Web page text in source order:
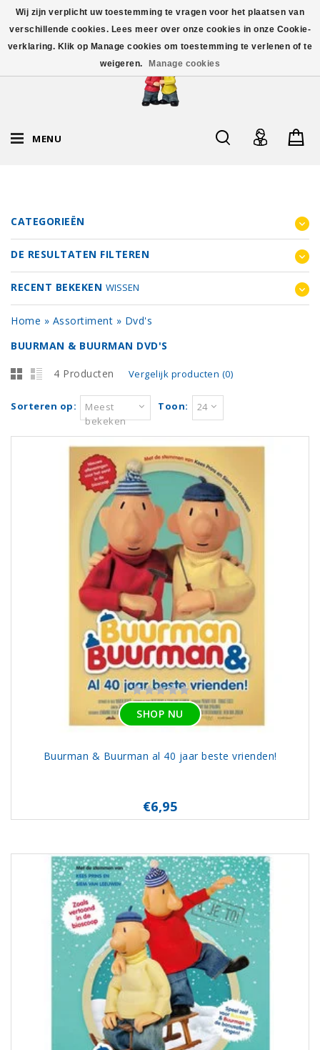
MENU
CATEGORIEËN
DE RESULTATEN FILTEREN
RECENT BEKEKEN WISSEN
Home » Assortiment » Dvd's
BUURMAN & BUURMAN DVD'S
4 Producten Vergelijk producten (0)
Sorteren op:
Meest
bekeken
Toon: 24
SHOP NU
Buurman & Buurman al 40 jaar beste vrienden!
€6,95
Wij zijn verplicht uw toestemming te vragen voor het plaatsen van
verschillende cookies. Lees meer over onze cookies in onze Cookie-
verklaring. Klik op Manage cookies om toestemming te verlenen of te
weigeren.
Manage cookies